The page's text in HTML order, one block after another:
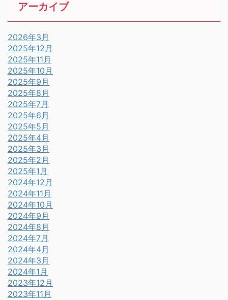
アーカイブ
2026年3月
2025年12月
2025年11月
2025年10月
2025年9月
2025年8月
2025年7月
2025年6月
2025年5月
2025年4月
2025年3月
2025年2月
2025年1月
2024年12月
2024年11月
2024年10月
2024年9月
2024年8月
2024年7月
2024年4月
2024年3月
2024年1月
2023年12月
2023年11月